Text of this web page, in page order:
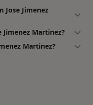
Jose Jimenez
Jimenez Martinez?
Martinez?